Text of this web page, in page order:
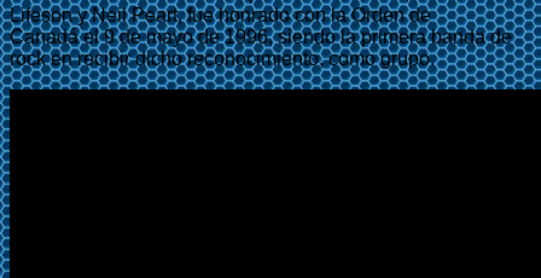
Lifeson y Neil Peart, fue honrado con la Orden de
Canadá el 9 de mayo de 1996, siendo la primera banda de
rock en recibir dicho reconocimiento, como grupo.